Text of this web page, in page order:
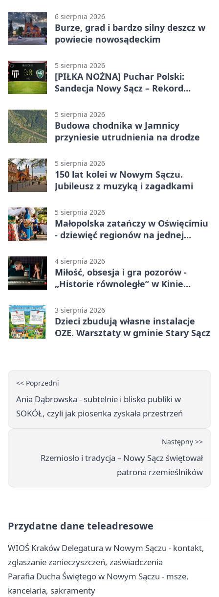
6 sierpnia 2026
Burze, grad i bardzo silny deszcz w
powiecie nowosądeckim
5 sierpnia 2026
[PIŁKA NOŻNA] Puchar Polski:
Sandecja Nowy Sącz – Rekord
5 sierpnia 2026
Budowa chodnika w Jamnicy
przyniesie utrudnienia na drodze
5 sierpnia 2026
150 lat kolei w Nowym Sączu.
Jubileusz z muzyką i zagadkami
5 sierpnia 2026
Małopolska zatańczy w Oświęcimiu
- dziewięć regionów na jednej
4 sierpnia 2026
Miłość, obsesja i gra pozorów -
„Historie równoległe” w Kinie
3 sierpnia 2026
Dzieci zbudują własne instalacje
OZE. Warsztaty w gminie Stary Sącz
<< Poprzedni
Ania Dąbrowska - subtelnie i blisko publiki w
SOKÓŁ, czyli jak piosenka zyskała przestrzeń
Następny >>
Rzemiosło i tradycja – Nowy Sącz świętował
patrona rzemieślników
Przydatne dane teleadresowe
WIOŚ Kraków Delegatura w Nowym Sączu - kontakt,
zgłaszanie zanieczyszczeń, zaświadczenia
Parafia Ducha Świętego w Nowym Sączu - msze,
kancelaria, sakramenty